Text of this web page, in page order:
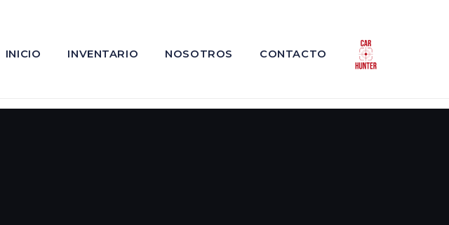
INICIO INVENTARIO NOSOTROS CONTACTO